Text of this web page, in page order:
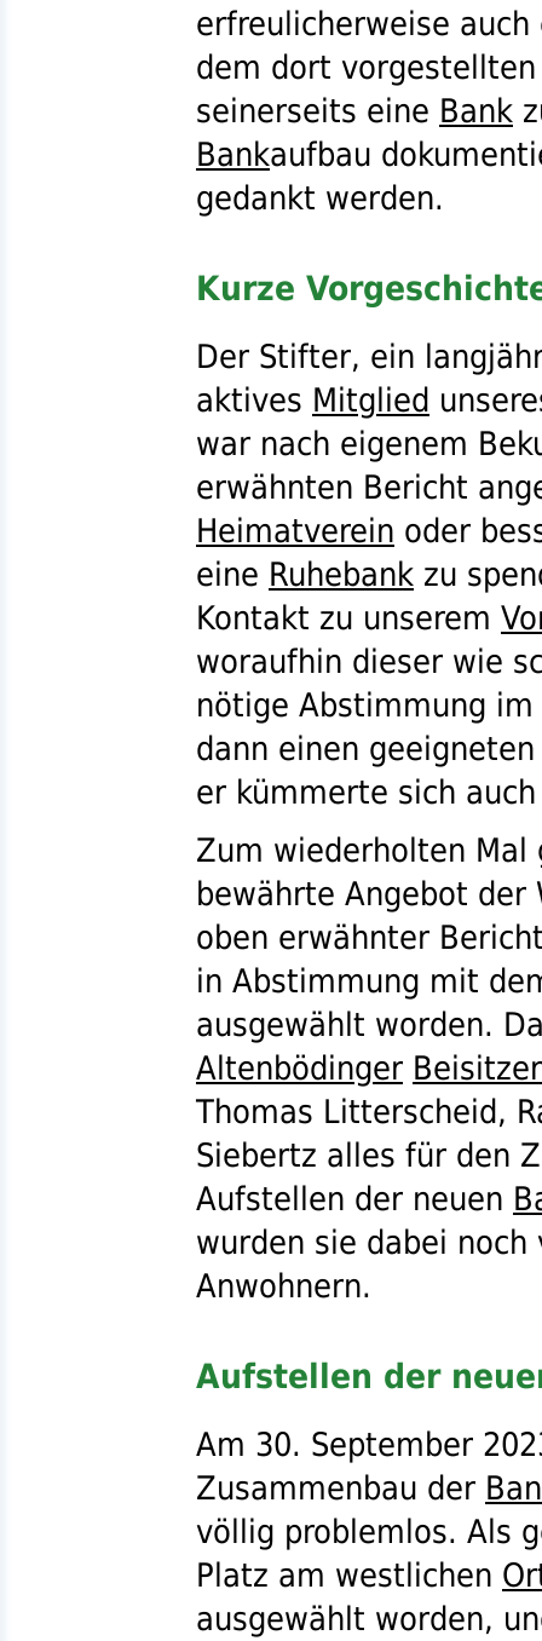
erfreulicherweise
dem dort
seinerseits eine Bank
Bankaufbau
gedankt werden.
Kurze
Der Stifter, ein
aktives Mitglied
war nach eigenem
erwähnten Bericht
Heimatverein oder
eine Ruhebank zu
Kontakt zu unserem
woraufhin dieser wie
nötige Abstimmung im
dann einen
er kümmerte sich
Zum wiederholten
bewährte Angebot der
oben erwähnter
in Abstimmung mit
ausgewählt worden.
Altenbödinger Beisitzer
Thomas Litterscheid,
Siebertz alles für den
Aufstellen der neuen
wurden sie dabei
Anwohnern.
Aufstellen der
Am 30. September
Zusammenbau der
völlig problemlos. Als
Platz am westlichen
ausgewählt worden,